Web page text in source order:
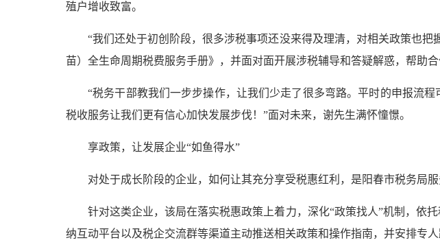
殖户增收致富。
“我们还处于初创阶段，很多涉税事项还没来得及理清，对相关政策也
苗）全生命周期税费服务手册》，并面对面开展涉税辅导和答疑解惑，帮助
“税务干部教我们一步步操作，让我们少走了很多弯路。平时的申报流
税收服务让我们更有信心加快发展步伐！”面对未来，谢先生满怀憧憬。
享政策，让发展企业“如鱼得水”
对处于成长阶段的企业，如何让其充分享受税惠红利，是阳春市税务局服
针对这类企业，该局在落实税惠政策上着力，深化“政策找人”机制，依
纳互动平台以及税企交流群等渠道主动推送相关政策和操作指南，并安排专人